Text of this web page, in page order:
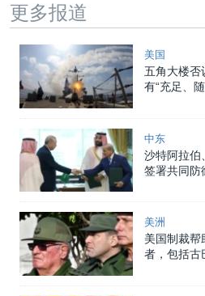
更多报道
美国
五角大楼否
有“充足、
中东
沙特阿拉伯
签署共同防
美洲
美国制裁帮
者，包括古